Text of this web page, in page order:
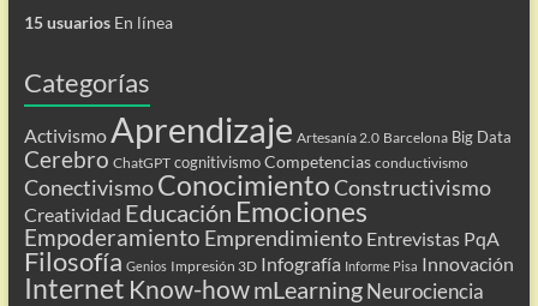
15 usuariosEn línea
Categorías
Activismo Aprendizaje Artesanía 2.0 Barcelona Big Data
Cerebro ChatGPT cognitivismo Competencias conductivismo
ConectivismoConocimientoConstructivismo
Creatividad Educación Emociones
Empoderamiento Emprendimiento Entrevistas PqA
Filosofía Genios Impresión 3D Infografía Informe Pisa Innovación
Internet Know-howmLearning Neurociencia